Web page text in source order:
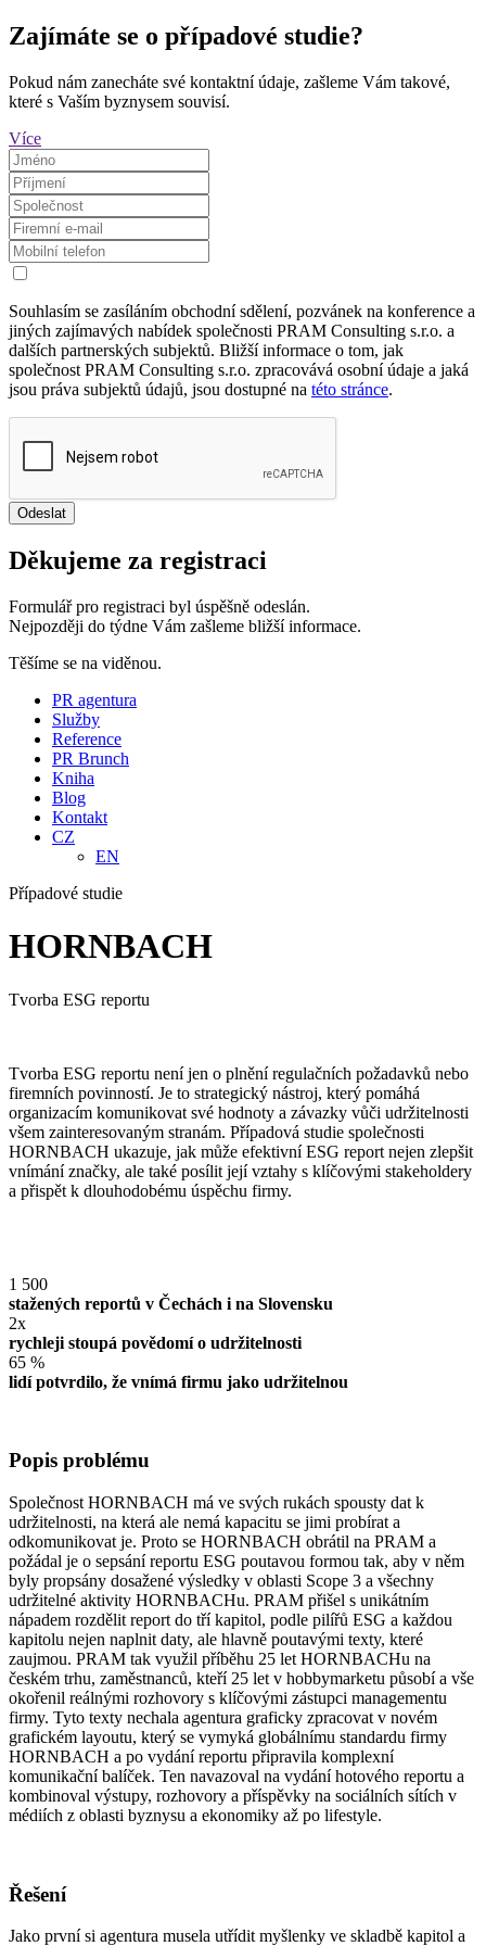
Zajímáte se o případové studie?
Pokud nám zanecháte své kontaktní údaje, zašleme Vám takové,
které s Vaším byznysem souvisí.
Více
Souhlasím se zasíláním obchodní sdělení, pozvánek na konference a
jiných zajímavých nabídek společnosti PRAM Consulting s.r.o. a
dalších partnerských subjektů. Bližší informace o tom, jak
společnost PRAM Consulting s.r.o. zpracovává osobní údaje a jaká
jsou práva subjektů údajů, jsou dostupné na této stránce.
Děkujeme za registraci
Formulář pro registraci byl úspěšně odeslán.
Nejpozději do týdne Vám zašleme bližší informace.
Těšíme se na viděnou.
PR agentura
Služby
Reference
PR Brunch
Kniha
Blog
Kontakt
CZ
EN
Případové studie
HORNBACH
Tvorba ESG reportu
Tvorba ESG reportu není jen o plnění regulačních požadavků nebo
firemních povinností. Je to strategický nástroj, který pomáhá
organizacím komunikovat své hodnoty a závazky vůči udržitelnosti
všem zainteresovaným stranám. Případová studie společnosti
HORNBACH ukazuje, jak může efektivní ESG report nejen zlepšit
vnímání značky, ale také posílit její vztahy s klíčovými stakeholdery
a přispět k dlouhodobému úspěchu firmy.
1 500
stažených reportů v Čechách i na Slovensku
2x
rychleji stoupá povědomí o udržitelnosti
65 %
lidí potvrdilo, že vnímá firmu jako udržitelnou
Popis problému
Společnost HORNBACH má ve svých rukách spousty dat k
udržitelnosti, na která ale nemá kapacitu se jimi probírat a
odkomunikovat je. Proto se HORNBACH obrátil na PRAM a
požádal je o sepsání reportu ESG poutavou formou tak, aby v něm
byly propsány dosažené výsledky v oblasti Scope 3 a všechny
udržitelné aktivity HORNBACHu. PRAM přišel s unikátním
nápadem rozdělit report do tří kapitol, podle pilířů ESG a každou
kapitolu nejen naplnit daty, ale hlavně poutavými texty, které
zaujmou. PRAM tak využil příběhu 25 let HORNBACHu na
českém trhu, zaměstnanců, kteří 25 let v hobbymarketu působí a vše
okořenil reálnými rozhovory s klíčovými zástupci managementu
firmy. Tyto texty nechala agentura graficky zpracovat v novém
grafickém layoutu, který se vymyká globálnímu standardu firmy
HORNBACH a po vydání reportu připravila komplexní
komunikační balíček. Ten navazoval na vydání hotového reportu a
kombinoval výstupy, rozhovory a příspěvky na sociálních sítích v
médiích z oblasti byznysu a ekonomiky až po lifestyle.
Řešení
Jako první si agentura musela utřídit myšlenky ve skladbě kapitol a